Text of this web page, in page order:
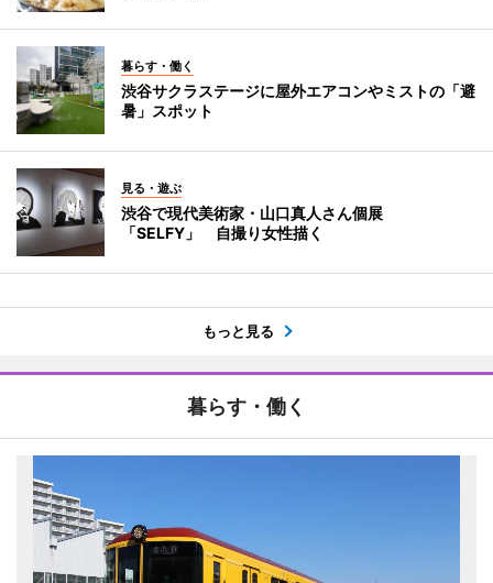
暮らす・働く
渋谷サクラステージに屋外エアコンやミストの「避
暑」スポット
見る・遊ぶ
渋谷で現代美術家・山口真人さん個展
「SELFY」 自撮り女性描く
もっと見る
暮らす・働く